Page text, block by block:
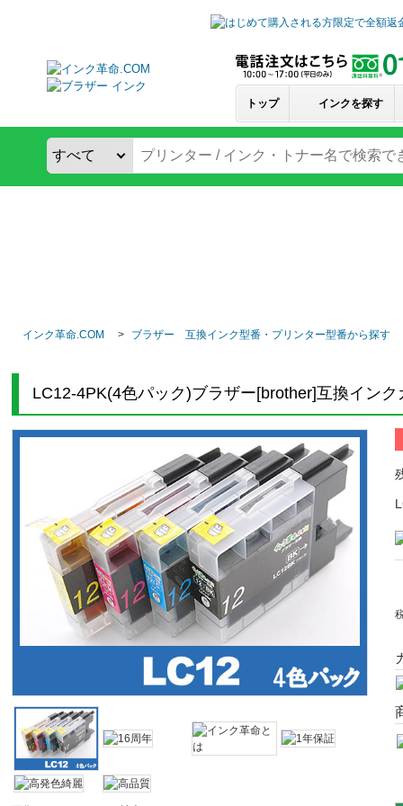
トップ インクを探す
インク革命.COM ブラザー 互換インク型番・プリンター型番から探す
LC12-4PK(4色パック)ブラザー[brother]互換インク